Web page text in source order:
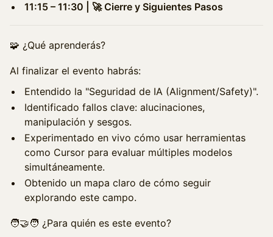
11:15 – 11:30 | 🚀 Cierre y Siguientes Pasos
🧩 ¿Qué aprenderás?
Al finalizar el evento habrás:
Entendido la "Seguridad de IA (Alignment/Safety)".
Identificado fallos clave: alucinaciones,
manipulación y sesgos.
Experimentado en vivo cómo usar herramientas
como Cursor para evaluar múltiples modelos
simultáneamente.
Obtenido un mapa claro de cómo seguir
explorando este campo.
🧑‍🤝‍🧑 ¿Para quién es este evento?